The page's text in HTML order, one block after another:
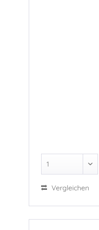
Vergleichen